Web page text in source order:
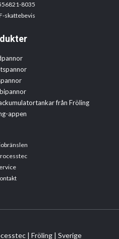
8035
skattebevis
från Fröling
appen
| Fröling | Sverige